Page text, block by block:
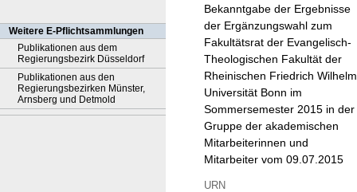
Weitere E-Pflichtsammlungen
Publikationen aus dem
Regierungsbezirk Düsseldorf
Publikationen aus den
Regierungsbezirken Münster,
Arnsberg und Detmold
Bekanntgabe der Ergebnisse
der Ergänzungswahl zum
Fakultätsrat der Evangelisch-
Theologischen Fakultät der
Rheinischen Friedrich
Universität Bonn im
Sommersemester 2015 in der
Gruppe der akademischen
Mitarbeiterinnen und
Mitarbeiter vom 09.07.2015
URN